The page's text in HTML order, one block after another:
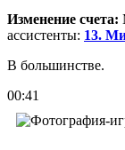
Изменение счета:
ассистенты: 13.
В большинстве.
00:41